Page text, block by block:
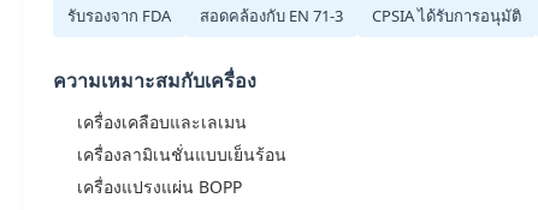
รับรองจาก FDA สอดคล้องกับ EN 71-3 CPSIA ได้รับการอนุมัติ
ความเหมาะสมกับเครื่อง
เครื่องเคลือบและเลเมน
เครื่องลามิเนชั่นแบบเย็นร้อน
เครื่องแปรงแผ่น BOPP